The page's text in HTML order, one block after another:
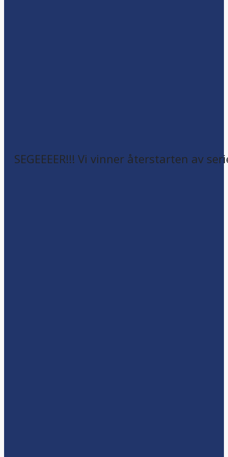
SEGEEEER!!! Vi vinner återstarten av